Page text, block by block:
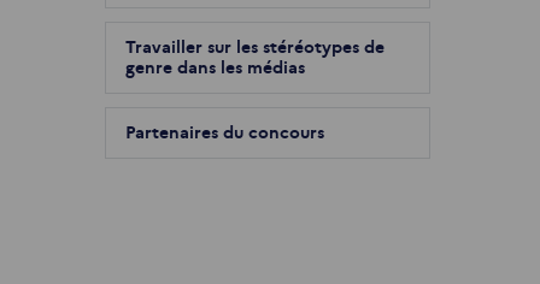
Travailler sur les stéréotypes de
genre dans les médias
Partenaires du concours